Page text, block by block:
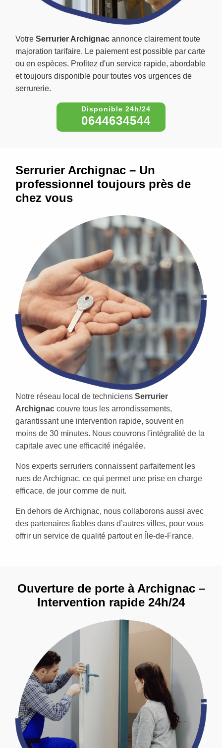
Votre Serrurier Archignac annonce clairement toute
majoration tarifaire. Le paiement est possible par carte
ou en espèces. Profitez d'un service rapide, abordable
et toujours disponible pour toutes vos urgences de
serrurerie.
0644634544
Serrurier Archignac – Un
professionnel toujours près de
chez vous
Notre réseau local de techniciens Serrurier
Archignac couvre tous les arrondissements,
garantissant une intervention rapide, souvent en
moins de 30 minutes. Nous couvrons l'intégralité de la
capitale avec une efficacité inégalée.
Nos experts serruriers connaissent parfaitement les
rues de Archignac, ce qui permet une prise en charge
efficace, de jour comme de nuit.
En dehors de Archignac, nous collaborons aussi avec
des partenaires fiables dans d’autres villes, pour vous
offrir un service de qualité partout en Île-de-France.
Ouverture de porte à Archignac –
Intervention rapide 24h/24